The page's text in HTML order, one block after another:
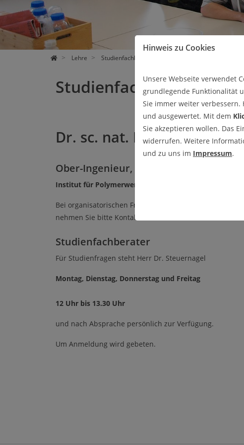
Lehre Studienfachberatung
Studienfachberatung
Dr. sc. nat. Leif
Ober-Ingenieur, Industriekontakte
Institut für Polymerwerkstoffe und Kunststofftechnik
Bei organisatorischen Fragen bezüglich des Instituts
nehmen Sie bitte Kontakt mit mir auf.
Studienfachberater
Für Studienfragen steht Herr Dr. Steuernagel
Montag, Dienstag, Donnerstag und Freitag
12 Uhr bis 13.30 Uhr
und nach Absprache persönlich zur Verfügung.
Um Anmeldung wird gebeten.
Hinweis zu Cookies
Unsere Webseite verwendet
grundlegende Funktionalität
Sie immer weiter verbessern.
und ausgewertet. Mit dem
Sie akzeptieren wollen. Das
widerrufen. Weitere
und zu uns im Impressum.